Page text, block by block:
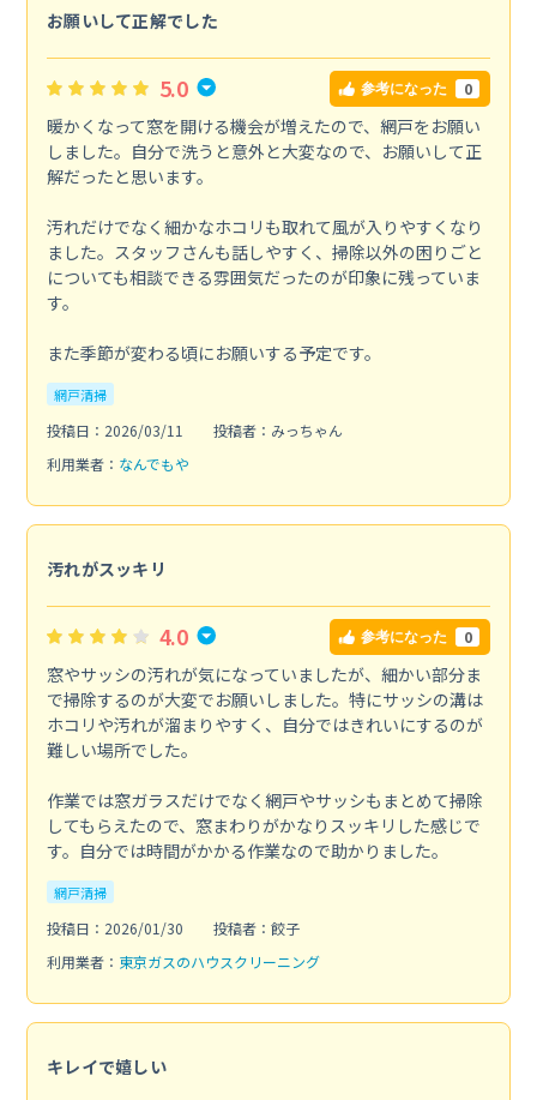
お願いして正解でした
5.0 参考になった 0
暖かくなって窓を開ける機会が増えたので、網戸をお願い
しました。自分で洗うと意外と大変なので、お願いして正
解だったと思います。
汚れだけでなく細かなホコリも取れて風が入りやすくなり
ました。スタッフさんも話しやすく、掃除以外の困りごと
についても相談できる雰囲気だったのが印象に残っていま
す。
また季節が変わる頃にお願いする予定です。
網戸清掃
投稿日：2026/03/11
投稿者：みっちゃん
利用業者： なんでもや
汚れがスッキリ
4.0 参考になった 0
窓やサッシの汚れが気になっていましたが、細かい部分ま
で掃除するのが大変でお願いしました。特にサッシの溝は
ホコリや汚れが溜まりやすく、自分ではきれいにするのが
難しい場所でした。
作業では窓ガラスだけでなく網戸やサッシもまとめて掃除
してもらえたので、窓まわりがかなりスッキリした感じで
す。自分では時間がかかる作業なので助かりました。
網戸清掃
投稿日：2026/01/30
投稿者：餃子
利用業者： 東京ガスのハウスクリーニング
キレイで嬉しい